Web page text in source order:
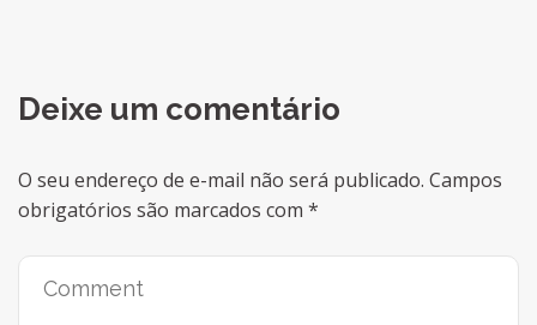
Deixe um comentário
O seu endereço de e-mail não será publicado. Campos
obrigatórios são marcados com *